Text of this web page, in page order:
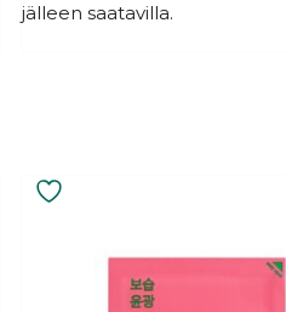
jälleen saatavilla.